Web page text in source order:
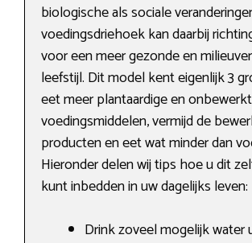
biologische als sociale
voedingsdriehoek kan daarbij
voor een meer gezonde en
leefstijl. Dit model kent eigenlijk 3
eet meer plantaardige en
voedingsmiddelen, vermijd de
producten en eet wat minder dan
Hieronder delen wij tips hoe u dit
kunt inbedden in uw dagelijks leven:
Drink zoveel mogelijk water